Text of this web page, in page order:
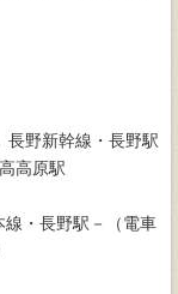
長野新幹線・長野駅
高原駅
・長野駅－（電車